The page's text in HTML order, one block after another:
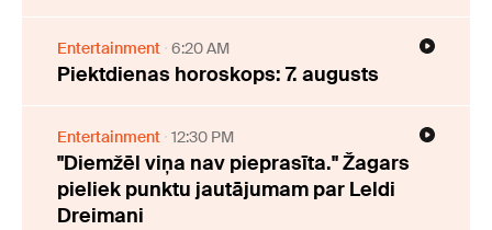
Entertainment 6:20 AM
Piektdienas horoskops: 7. augusts
Entertainment 12:30 PM
"Diemžēl viņa nav pieprasīta." Žagars
pieliek punktu jautājumam par Leldi
Dreimani